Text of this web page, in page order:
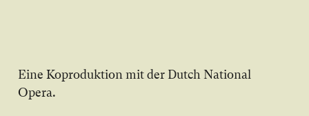
Ei­ne Ko­pro­duk­tion mit der Dutch National
Opera.